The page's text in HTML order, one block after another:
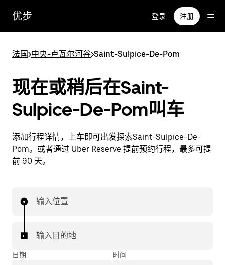
优步 登录 注册
法国>中央-卢瓦尔河谷>Saint-Sulpice-De-Pom
现在或稍后在Saint-
Sulpice-De-Pom叫车
添加行程详情，上车即可出发探索Saint-Sulpice-De-
Pom。或者通过 Uber Reserve 提前预约行程，最多可提
前 90 天。
输入位置
输入目的地
日期 时间